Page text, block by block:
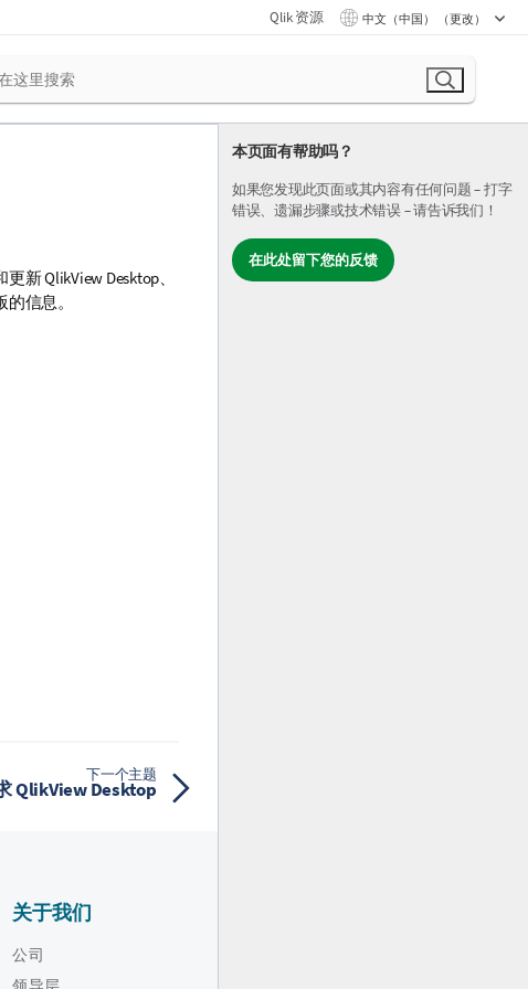
Qlik 资源 中文（中国） （更改）
本页面有帮助吗？
如果您发现此页面或其内容有任何问题 – 打字
错误、遗漏步骤或技术错误 – 请告诉我们！
在此处留下您的反馈
更新QlikView Desktop、
信息。
下一个主题
QlikView Desktop
关于我们
公司